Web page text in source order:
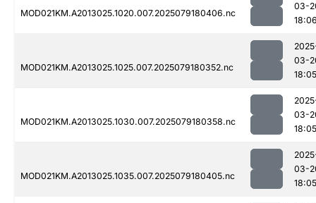
MOD021KM.A2013025.1020.007.2025079180406.nc
03-
MOD021KM.A2013025.1025.007.2025079180352.nc
03-
18:05
MOD021KM.A2013025.1030.007.2025079180358.nc
03-
18:05
MOD021KM.A2013025.1035.007.2025079180405.nc
03-
18:05